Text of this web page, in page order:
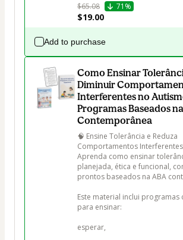
$65.08
71%
$19.00
Add to purchase
Como Ensinar
Diminuir
Interferentes no
Programas Baseados
Contemporânea
🧠 Ensine Tolerância e Reduza
Comportamentos
Aprenda como ensinar
planejada, ética e funcional,
prontos baseados na ABA
Este material inclui programas
para ensinar:
esperar,